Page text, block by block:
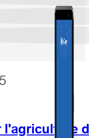
l'agriculture